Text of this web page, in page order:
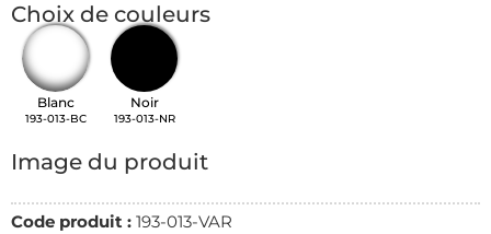
Choix de couleurs
Blanc
193-013-BC
Noir
193-013-NR
Image du produit
Code produit : 193-013-VAR